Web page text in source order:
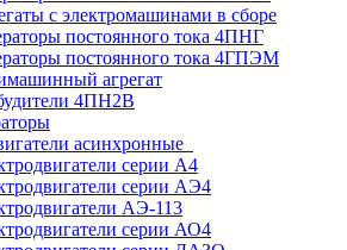
с электромашинами в сборе
постоянного тока 4ПНГ
постоянного тока 4ГПЭМ
агрегат
4ПН2В
асинхронные
серии А4
серии АЭ4
АЭ-113
серии АО4